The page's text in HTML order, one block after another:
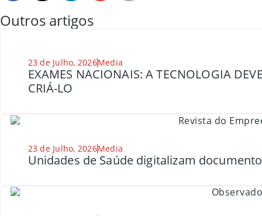
Outros artigos
23 de Julho, 2026Media
EXAMES NACIONAIS: A TECNOLOGIA
CRIÁ-LO
23 de Julho, 2026Media
Unidades de Saúde digitalizam